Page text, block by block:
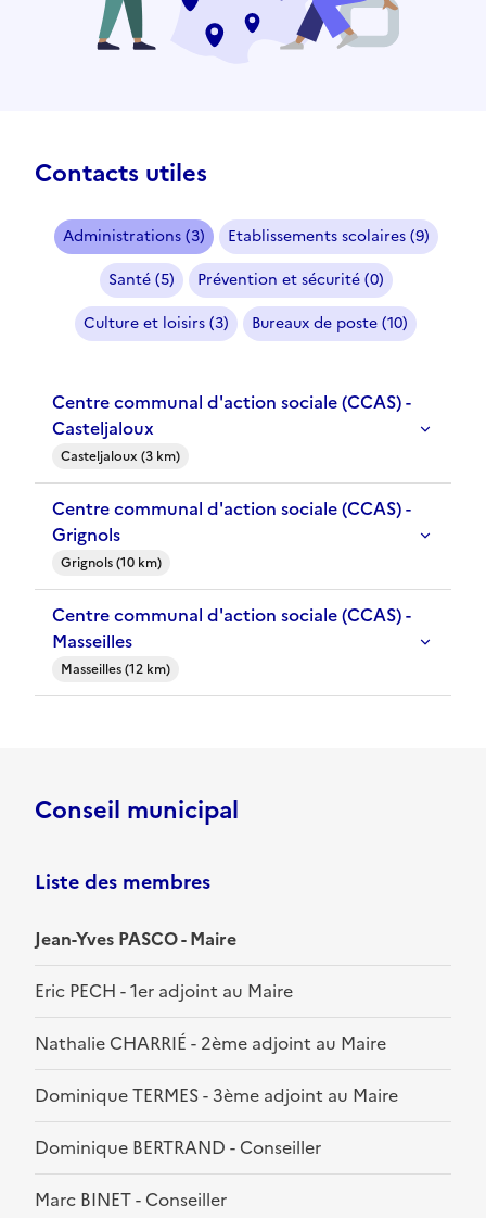
Contacts utiles
Administrations (3)
Etablissements scolaires (9)
Santé (5)
Prévention et sécurité (0)
Culture et loisirs (3)
Bureaux de poste (10)
Centre communal d'action sociale (CCAS) -
Casteljaloux
Casteljaloux (3 km)
Centre communal d'action sociale (CCAS) -
Grignols
Grignols (10 km)
Centre communal d'action sociale (CCAS) -
Masseilles
Masseilles (12 km)
Conseil municipal
Liste des membres
Jean-Yves PASCO - Maire
Eric PECH - 1er adjoint au Maire
Nathalie CHARRIÉ - 2ème adjoint au Maire
Dominique TERMES - 3ème adjoint au Maire
Dominique BERTRAND - Conseiller
Marc BINET - Conseiller